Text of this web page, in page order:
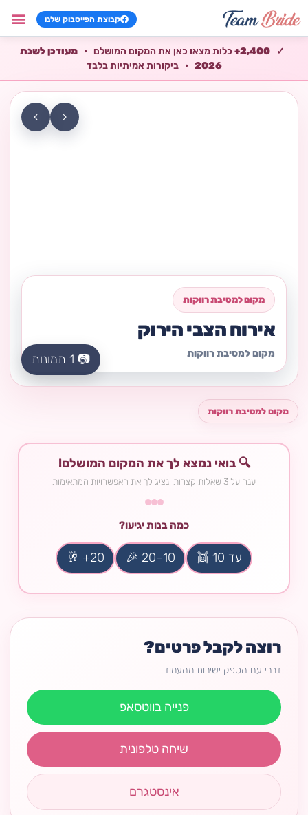
קבוצת הפייסבוק שלנו
✓
2,400+ כלות מצאו כאן את המקום המושלם •
מעודכן לשנת
2026
• ביקורות אמיתיות בלבד
מקום למסיבת רווקות
אירוח הצבי הירוק
מקום למסיבת רווקות
‹
›
📷 1 תמונות
מקום למסיבת רווקות
🔍 בואי נמצא לך את המקום המושלם!
ענה על 3 שאלות קצרות ונציג לך את האפשרויות המתאימות
כמה בנות יגיעו?
עד 10 👯 10–20 🎉
20+ 🥂
רוצה לקבל פרטים?
דברי עם הספק ישירות מהעמוד
פנייה בווטסאפ
שיחה טלפונית
אינסטגרם